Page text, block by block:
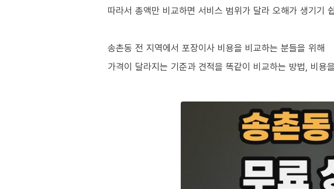
따라서 총액만 비교하면 서비스 범위가 달라 오해가 생기기
송촌동 전 지역에서 포장이사 비용을 비교하는 분들을 위해
가격이 달라지는 기준과 견적을 똑같이 비교하는 방법, 비용